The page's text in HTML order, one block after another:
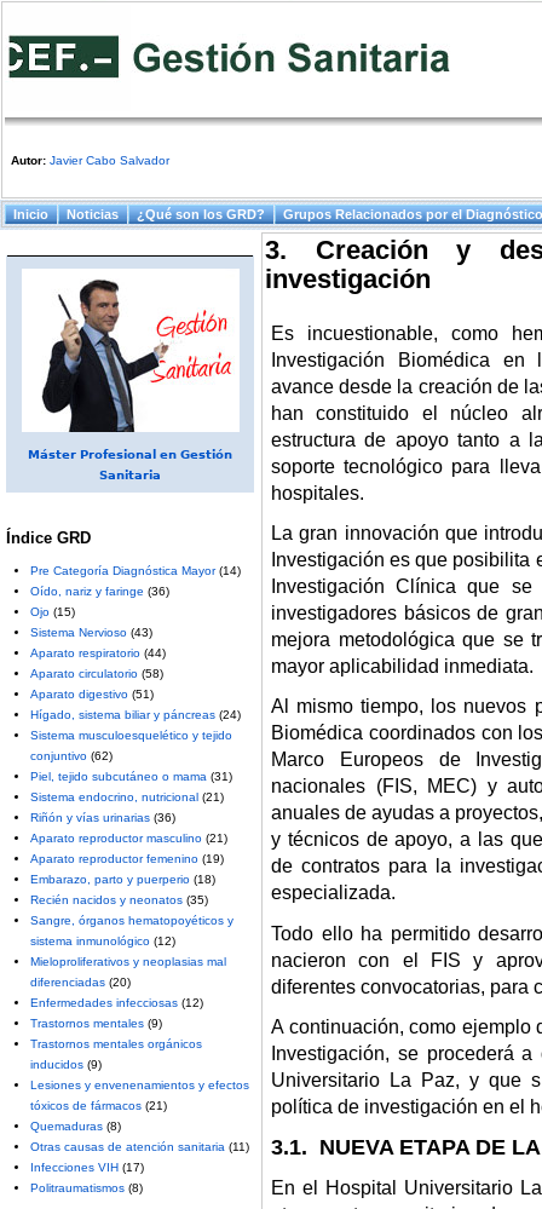
Autor: Javier Cabo Salvador
3. Creación y
investigación
Es incuestionable, como
Investigación Biomédica
avance desde la creación de
han constituido el núcleo
estructura de apoyo tanto a
soporte tecnológico para
hospitales.
La gran innovación que
Investigación es que
Investigación Clínica que
investigadores básicos de
mejora metodológica que se
mayor aplicabilidad inmediata.
Al mismo tiempo, los nuevos
Biomédica coordinados con
Marco Europeos de
nacionales (FIS, MEC) y
anuales de ayudas a
y técnicos de apoyo, a las
de contratos para la
especializada.
Todo ello ha permitido
nacieron con el FIS y
diferentes convocatorias, para
A continuación, como ejemplo
Investigación, se procederá
Universitario La Paz, y que
política de investigación en el
3.1. NUEVA ETAPA DE
En el Hospital Universitario
Menú principal
Inicio Noticias ¿Qué son los GRD? Grupos Relacionados por el Diagnóstico
Máster Profesional en Gestión
Sanitaria
Índice GRD
Pre Categoría Diagnóstica Mayor(14)
Oído, nariz y faringe (36)
Ojo (15)
Sistema Nervioso (43)
Aparato respiratorio (44)
Aparato circulatorio (58)
Aparato digestivo (51)
Hígado, sistema biliar y páncreas (24)
Sistema musculoesquelético y tejido
conjuntivo (62)
Piel, tejido subcutáneo o mama (31)
Sistema endocrino, nutricional (21)
Riñón y vías urinarias (36)
Aparato reproductor masculino (21)
Aparato reproductor femenino (19)
Embarazo, parto y puerperio (18)
Recién nacidos y neonatos (35)
Sangre, órganos hematopoyéticos y
sistema inmunológico (12)
Mieloproliferativos y neoplasias mal
diferenciadas (20)
Enfermedades infecciosas (12)
Trastornos mentales (9)
Trastornos mentales orgánicos
inducidos (9)
Lesiones y envenenamientos y efectos
tóxicos de fármacos (21)
Quemaduras (8)
Otras causas de atención sanitaria (11)
Infecciones VIH (17)
Politraumatismos (8)